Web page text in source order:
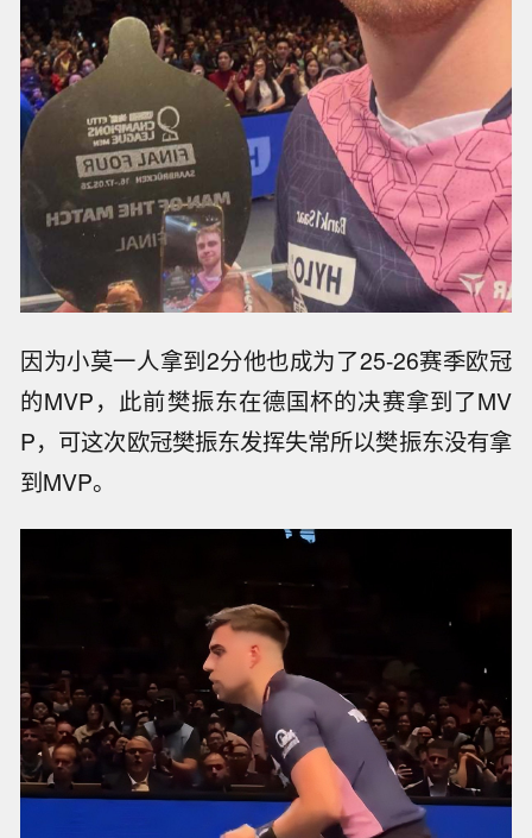
因为小莫一人拿到2分他也成为了25-26赛季欧冠
的MVP，此前樊振东在德国杯的决赛拿到了MV
P，可这次欧冠樊振东发挥失常所以樊振东没有拿
到MVP。